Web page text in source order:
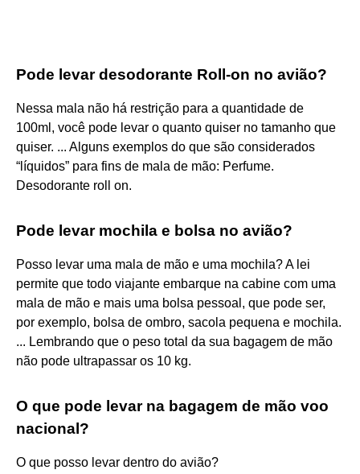
Pode levar desodorante Roll-on no avião?
Nessa mala não há restrição para a quantidade de
100ml, você pode levar o quanto quiser no tamanho que
quiser. ... Alguns exemplos do que são considerados
“líquidos” para fins de mala de mão: Perfume.
Desodorante roll on.
Pode levar mochila e bolsa no avião?
Posso levar uma mala de mão e uma mochila? A lei
permite que todo viajante embarque na cabine com uma
mala de mão e mais uma bolsa pessoal, que pode ser,
por exemplo, bolsa de ombro, sacola pequena e mochila.
... Lembrando que o peso total da sua bagagem de mão
não pode ultrapassar os 10 kg.
O que pode levar na bagagem de mão voo
nacional?
O que posso levar dentro do avião?